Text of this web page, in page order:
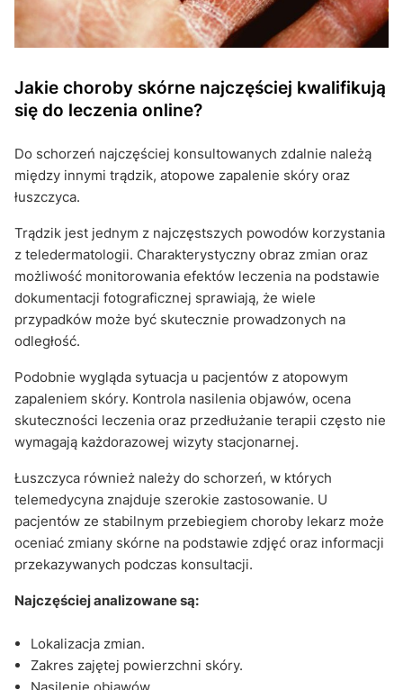
Jakie choroby skórne najczęściej kwalifikują
się do leczenia online?
Do schorzeń najczęściej konsultowanych zdalnie należą
między innymi trądzik, atopowe zapalenie skóry oraz
łuszczyca.
Trądzik jest jednym z najczęstszych powodów korzystania
z teledermatologii. Charakterystyczny obraz zmian oraz
możliwość monitorowania efektów leczenia na podstawie
dokumentacji fotograficznej sprawiają, że wiele
przypadków może być skutecznie prowadzonych na
odległość.
Podobnie wygląda sytuacja u pacjentów z atopowym
zapaleniem skóry. Kontrola nasilenia objawów, ocena
skuteczności leczenia oraz przedłużanie terapii często nie
wymagają każdorazowej wizyty stacjonarnej.
Łuszczyca również należy do schorzeń, w których
telemedycyna znajduje szerokie zastosowanie. U
pacjentów ze stabilnym przebiegiem choroby lekarz może
oceniać zmiany skórne na podstawie zdjęć oraz informacji
przekazywanych podczas konsultacji.
Najczęściej analizowane są:
Lokalizacja zmian.
Zakres zajętej powierzchni skóry.